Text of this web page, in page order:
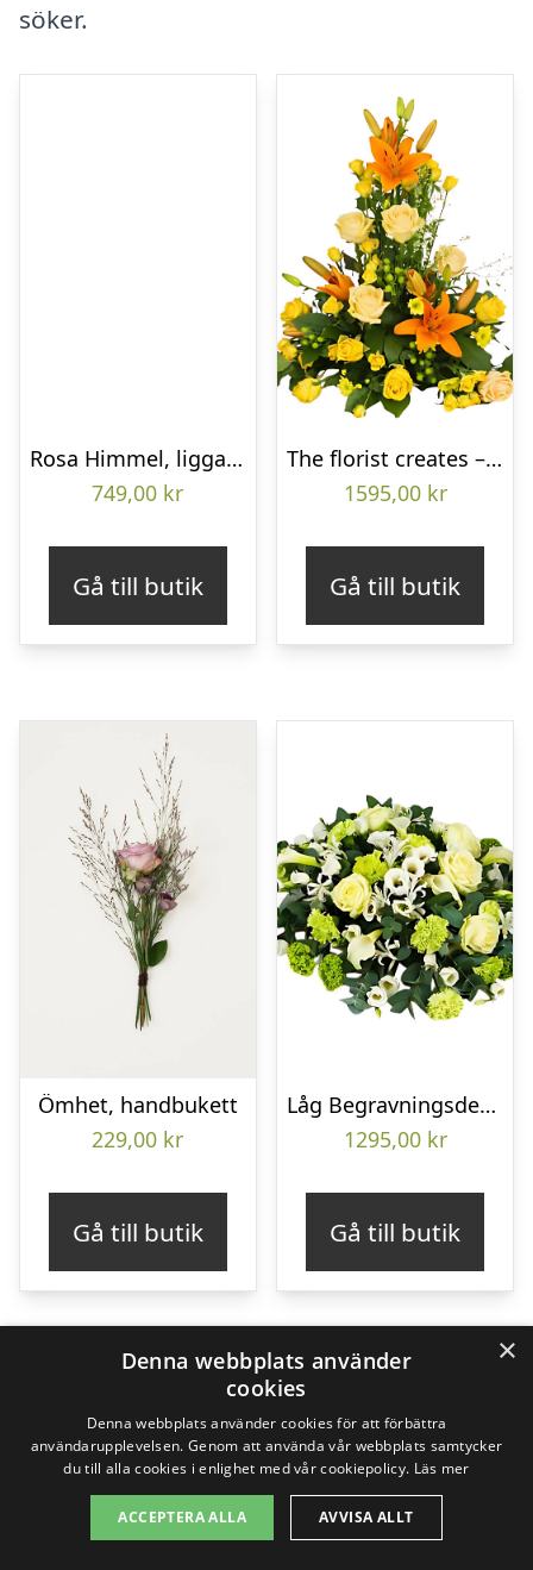
söker.
Rosa Himmel, liggande bukett
749,00 kr
Gå till butik
The florist creates – Funeral decoration
1595,00 kr
Gå till butik
Ömhet, handbukett
229,00 kr
Gå till butik
Låg Begravningsdekoration
1295,00 kr
Gå till butik
×
Denna webbplats använder
cookies
Denna webbplats använder cookies för att förbättra
användarupplevelsen. Genom att använda vår webbplats samtycker
du till alla cookies i enlighet med vår cookiepolicy. Läs mer
ACCEPTERA ALLA AVVISA ALLT